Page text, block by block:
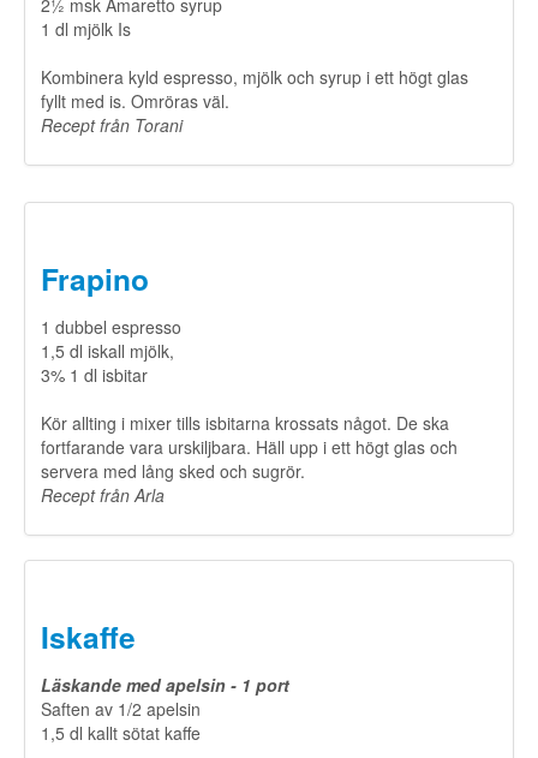
2½ msk Amaretto syrup
1 dl mjölk Is
Kombinera kyld espresso, mjölk och syrup i ett högt glas
fyllt med is. Omröras väl.
​Recept från Torani
Frapino
1 dubbel espresso
1,5 dl iskall mjölk,
3% 1 dl isbitar
Kör allting i mixer tills isbitarna krossats något. De ska
fortfarande vara urskiljbara. Häll upp i ett högt glas och
servera med lång sked och sugrör.
​Recept från Arla
Iskaffe
Läskande med apelsin - 1 port
​Saften av 1/2 apelsin
1,5 dl kallt sötat kaffe